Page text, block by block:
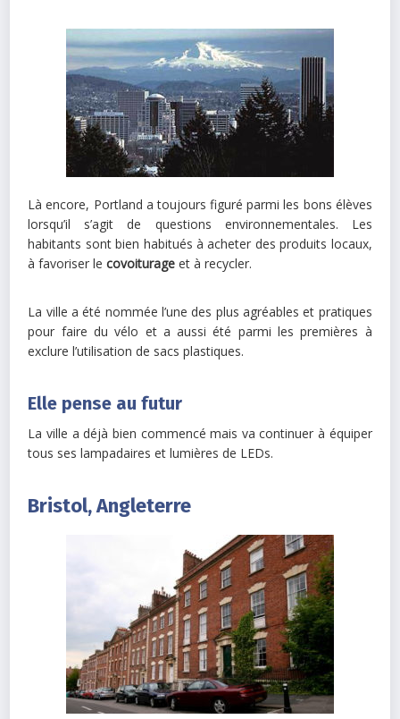
Là encore, Portland a toujours figuré parmi les bons élèves
lorsqu’il s’agit de questions environnementales. Les
habitants sont bien habitués à acheter des produits locaux,
à favoriser le covoiturage et à recycler.
La ville a été nommée l’une des plus agréables et pratiques
pour faire du vélo et a aussi été parmi les premières à
exclure l’utilisation de sacs plastiques.
Elle pense au futur
La ville a déjà bien commencé mais va continuer à équiper
tous ses lampadaires et lumières de LEDs.
Bristol, Angleterre